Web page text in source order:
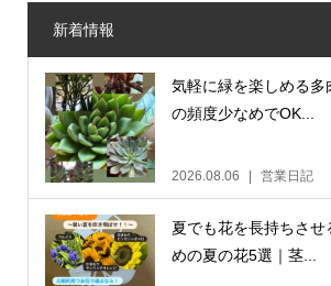
新着情報
気軽に緑を楽しめる多
の頻度少なめでOK...
2026.08.06 営業日記
夏でも花を長持ちさせ
めの夏の花5選｜茎...